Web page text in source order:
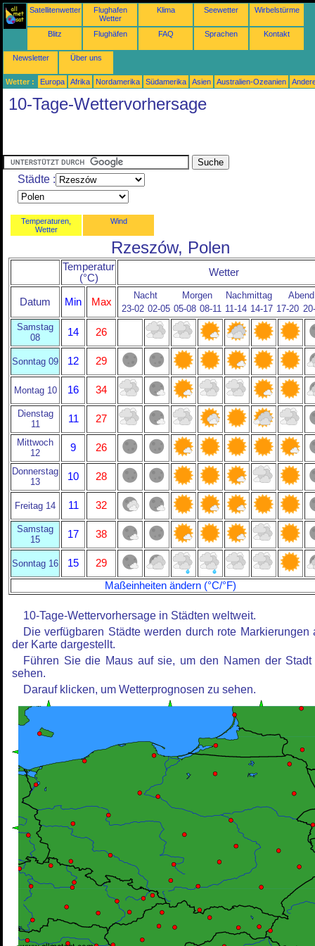
Satellitenwetter
Flughafen
Wetter
Klima Seewetter Wirbelstürme
Blitz Flughäfen FAQ Sprachen Kontakt
Newsletter Über uns
Wetter : Europa Afrika Nordamerika Südamerika Asien Australien-Ozeanien
10-Tage-Wettervorhersage
Städte :
Temperaturen,
Wetter
Wind
Rzeszów, Polen
Temperatur
(°C)
Wetter
Datum Min Max
Nacht Morgen Nachmittag
Abend
23-02 02-05 05-08 08-11 11-14 14-17 17-20
Samstag
08
14 26
Sonntag 09 12 29
Montag 10 16 34
Dienstag
11
11 27
Mittwoch
12
9 26
Donnerstag
13
10 28
Freitag 14 11 32
Samstag
15
17 38
Sonntag 16 15
29
Maßeinheiten ändern (°C/°F)
10-Tage-Wettervorhersage in Städten weltweit.
Die verfügbaren Städte werden durch rote Markierungen
der Karte dargestellt.
Führen Sie die Maus auf sie, um den Namen der Stadt
sehen.
Darauf klicken, um Wetterprognosen zu sehen.